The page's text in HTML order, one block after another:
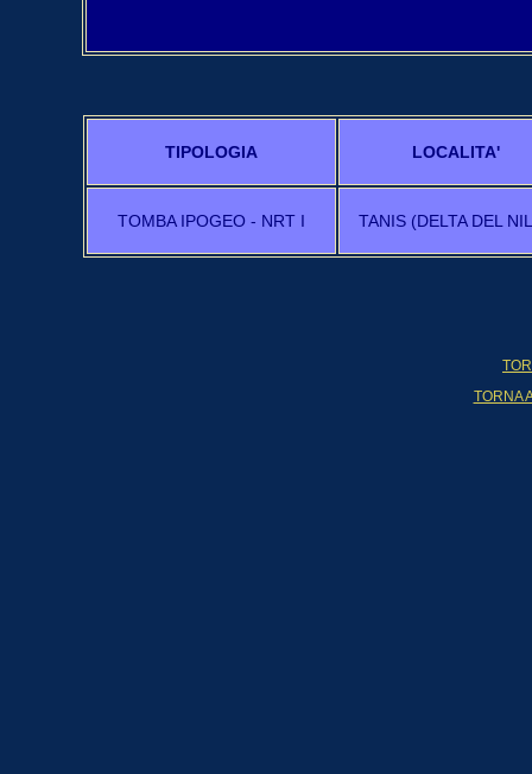
TIPOLOGIA LOCALITA'
TOMBA IPOGEO - NRT I TANIS (DELTA DEL
TORNA